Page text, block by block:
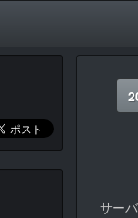
サー